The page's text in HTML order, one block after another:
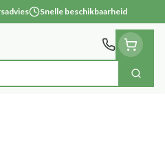
Snelle beschikbaarheid
Zoek